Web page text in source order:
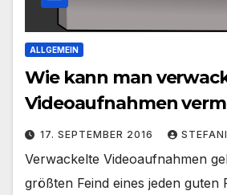
ALLGEMEIN
Wie kann man
Videoaufnahmen
17. SEPTEMBER 2016
Verwackelte Videoaufnahmen
größten Feind eines jeden guten